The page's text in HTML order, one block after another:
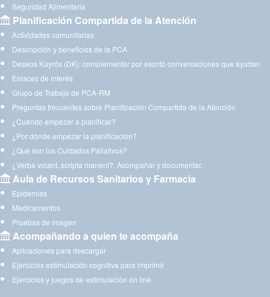
Seguridad Alimentaria
Planificación Compartida de la Atención
Actividades comunitarias
Descripción y beneficios de la PCA
Deseos Kayrós (DK): complementar por escrito conversaciones que ayudan
Enlaces de interés
Grupo de Trabajo de PCA-RM
Preguntas frecuentes sobre Planificación Compartida de la Atención
¿Cuándo empezar a planificar?
¿Por dónde empezar la planificación?
¿Qué son los Cuidados Paliativos?
¿Verba volant, scripta manent?. Acompañar y documentar.
Aula de Recursos Sanitarios y Farmacia
Epidemias
Medicamentos
Pruebas de imagen
Acompañando a quien te acompaña
Aplicaciones para descargar
Ejercicios estimulación cognitiva para imprimir
Ejercicios y juegos de estimulación on line